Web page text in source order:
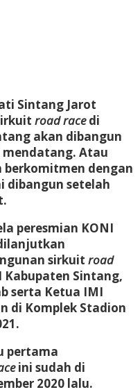
Sintang Jarot
road racedi
akan dibangun
mendatang. Atau
berkomitmen dengan
dibangun setelah
peresmian KONI
sirkuit road
Sintang,
serta Ketua IMI
di Komplek Stadion
pertama
ini sudah di
2020 lalu.